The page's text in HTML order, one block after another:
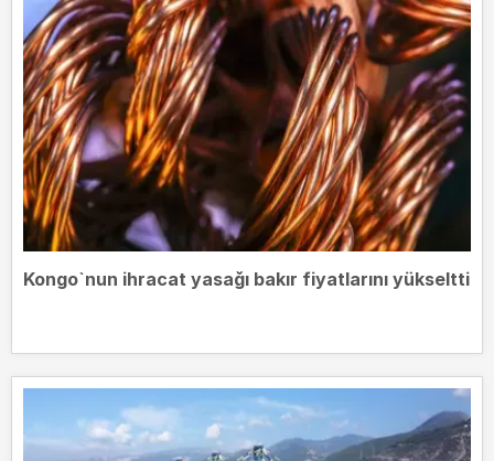
Kongo`nun ihracat yasağı bakır fiyatlarını yükseltti